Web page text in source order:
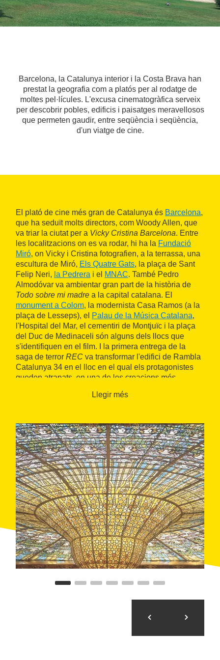
Barcelona, la Catalunya interior i la Costa Brava han
prestat la geografia com a platós per al rodatge de
moltes pel·lícules. L'excusa cinematogràfica serveix
per descobrir pobles, edificis i paisatges meravellosos
que permeten gaudir, entre seqüència i seqüència,
d'un viatge de cine.
El plató de cine més gran de Catalunya és Barcelona,
que ha seduït molts directors, com Woody Allen, que
va triar la ciutat per a Vicky Cristina Barcelona. Entre
les localitzacions on es va rodar, hi ha la Fundació
Miró, on Vicky i Cristina fotografien, a la terrassa, una
escultura de Miró, Els Quatre Gats, la plaça de Sant
Felip Neri, la Pedrera i el MNAC. També Pedro
Almodóvar va ambientar gran part de la història de
Todo sobre mi madre a la capital catalana. El
monument a Colom, la modernista Casa Ramos (a la
plaça de Lesseps), el Palau de la Música Catalana,
l'Hospital del Mar, el cementiri de Montjuïc i la plaça
del Duc de Medinaceli són alguns dels llocs que
s'identifiquen en el film. I la primera entrega de la
saga de terror REC va transformar l'edifici de Rambla
Catalunya 34 en el lloc en el qual els protagonistes
queden atrapats, en una de les creacions més
film es va rodar al Bages, el Berguedà i Osona, en
racons tan suggeridors com l'espectacular Puig de la
Balma, del poble medieval deMura(on també es va
rodarBruc), l'església romànica de Sant Climent de
l'Espunyola i la serra dels Tossals, amb uns cingles
impressionants.
Durant els anys cinquanta, la Costa Brava va ser el
plató de moltes produccions nord-americanes. A
Tossa de Mars'hi va rodarPandora and the Flying
Dutchman, protagonitzada per Ava Gardner. Algunes
de les localitzacions van ser laplatja Gran, la Mar
Menuda i la platja delCodolar, el recinte emmurallat
del poble, la torre de l'Homenatge i l'església de Sant
Vicenç. Situada a uns quants quilòmetres més al
una de les grans estrelles de Hollywood, Elizabeth
va acollir el rodatge de l'última escena del film
Llegir més